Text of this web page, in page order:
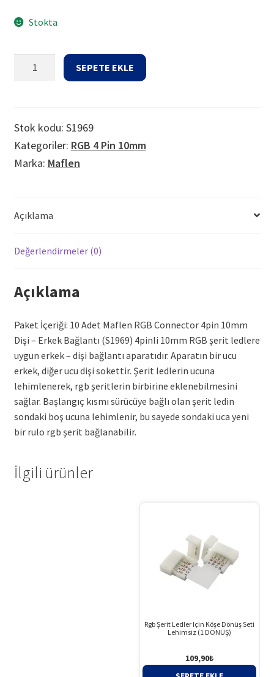
Stokta
Dişi
Erkek
Bağlantı
SEPETE EKLE
Stok kodu: S1969
Kategoriler: RGB 4 Pin 10mm
Marka: Maflen
Açıklama
Değerlendirmeler (0)
Açıklama
Paket İçeriği: 10 Adet Maflen RGB Connector 4pin 10mm
Dişi – Erkek Bağlantı (S1969) 4pinli 10mm RGB şerit ledlere
uygun erkek – dişi bağlantı aparatıdır. Aparatın bir ucu
erkek, diğer ucu dişi sokettir. Şerit ledlerin ucuna
lehimlenerek, rgb şeritlerin birbirine eklenebilmesini
sağlar. Başlangıç kısmı sürücüye bağlı olan şerit ledin
sondaki boş ucuna lehimlenir, bu sayede sondaki uca yeni
bir rulo rgb şerit bağlanabilir.
İlgili ürünler
Rgb Şerit Ledler Için Köşe Dönüş Seti
Lehimsiz (1 DÖNÜŞ)
109,90₺